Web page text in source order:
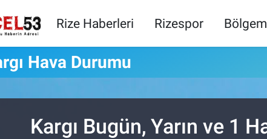
Rize Haberleri Rizespor
Hava Durumu
Kargı Bugün, Yarın ve 1